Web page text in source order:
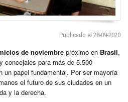
Publicado el 28-09-2020
de noviembre próximo en Brasil,
concejales para más de 5.500
un papel fundamental. Por ser mayoría
el futuro de sus ciudades en un
y la derecha.